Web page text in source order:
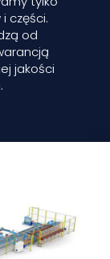
części.
od
jakości